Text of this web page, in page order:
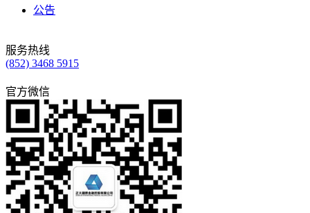
公告
服务热线
(852) 3468 5915
官方微信